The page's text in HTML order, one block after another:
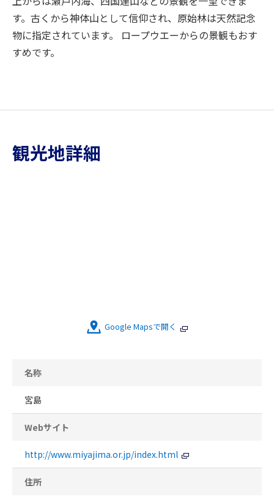
す。古くから神体山として信仰され、原始林は天然記念
物に指定されています。 ロープウエーからの景観もおす
すめです。
観光地詳細
Google Mapsで開く
名称
宮島
Webサイト
http://www.miyajima.or.jp/index.html
住所